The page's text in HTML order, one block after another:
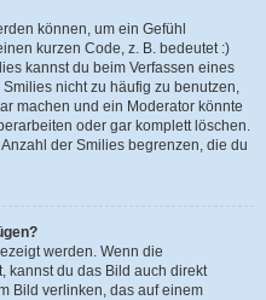
können, um ein Gefühl
kurzen Code, z. B. bedeutet :)
kannst du beim Verfassen eines
nicht zu häufig zu benutzen,
machen und ein Moderator könnte
oder gar komplett löschen.
der Smilies begrenzen, die du
werden. Wenn die
kannst du das Bild auch direkt
Bild verlinken, das auf einem